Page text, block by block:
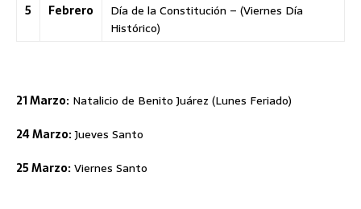
5 Febrero
Día de la Constitución – (Viernes Día
Histórico)
21 Marzo: Natalicio de Benito Juárez (Lunes Feriado)
24 Marzo:Jueves Santo
25 Marzo:Viernes Santo